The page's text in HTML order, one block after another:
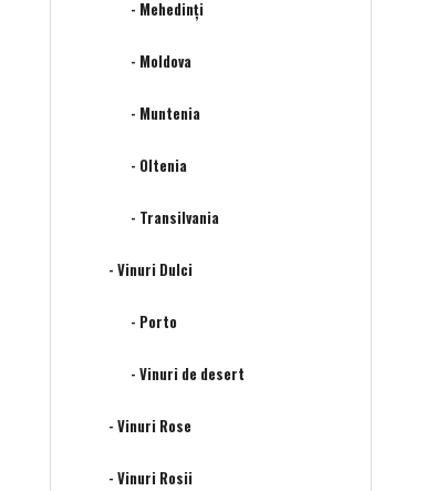
- Mehedinţi
- Moldova
- Muntenia
- Oltenia
- Transilvania
- Vinuri Dulci
- Porto
- Vinuri de desert
- Vinuri Rose
- Vinuri Rosii